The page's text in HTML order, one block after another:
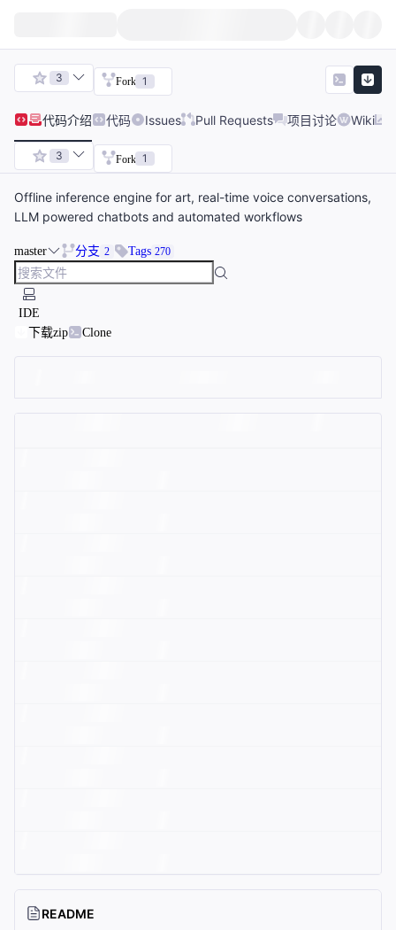
3 Fork 1
代码介绍 代码 Issues Pull Requests 项目讨论 Wiki
3 Fork 1
Offline inference engine for art, real-time voice conversations,
LLM powered chatbots and automated workflows
master 分支 2 Tags 270
IDE
下载zip
Clone
README